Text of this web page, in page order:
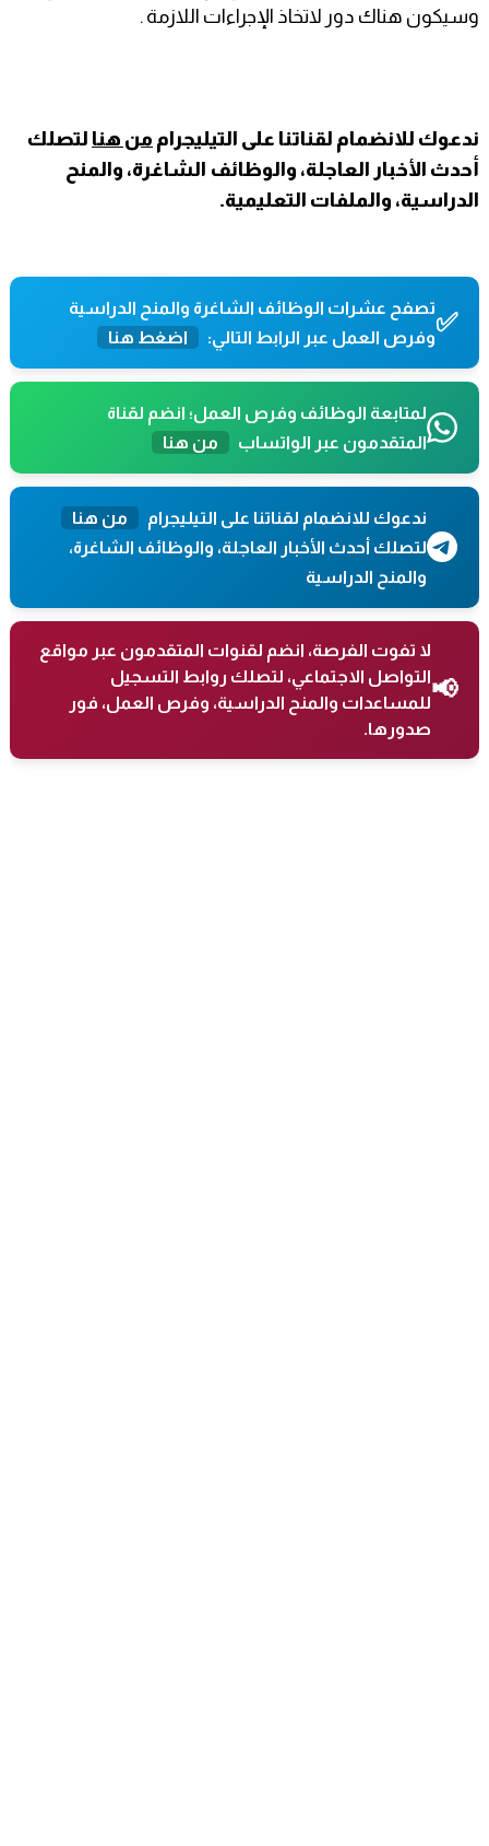
وسيكون هناك دور لاتخاذ الإجراءات اللازمة .
ندعوك للانضمام لقناتنا على التيليجرام من هنا لتصلك
أحدث الأخبار العاجلة، والوظائف الشاغرة، والمنح
الدراسية، والملفات التعليمية.
✅تصفح عشرات الوظائف الشاغرة والمنح الدراسية
وفرص العمل عبر الرابط التالي:
اضغط هنا
لمتابعة الوظائف وفرص العمل؛ انضم لقناة
المتقدمون عبر الواتساب
من هنا
ندعوك للانضمام لقناتنا على التيليجرام
من هنا
لتصلك أحدث الأخبار العاجلة، والوظائف الشاغرة،
والمنح الدراسية
📢
لا تفوت الفرصة، انضم لقنوات المتقدمون عبر مواقع
التواصل الاجتماعي، لتصلك روابط التسجيل
للمساعدات والمنح الدراسية، وفرص العمل، فور
صدورها.